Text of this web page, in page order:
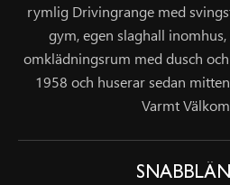
rymlig Drivingrange med
gym, egen slaghall
omklädningsrum med dusch
1958 och huserar sedan
Varmt